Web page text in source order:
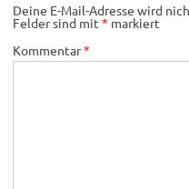
Deine E-Mail-Adresse wird
Felder sind mit * markiert
Kommentar*